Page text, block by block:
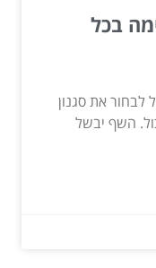
בכל
לבחור את סגנון
השף יבשל